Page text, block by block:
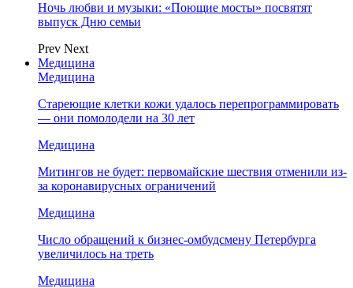
Ночь любви и музыки: «Поющие мосты» посвятят
выпуск Дню семьи
Prev Next
Медицина
Медицина
Стареющие клетки кожи удалось перепрограммировать
— они помолодели на 30 лет
Медицина
Митингов не будет: первомайские шествия отменили из-
за коронавирусных ограничений
Медицина
Число обращений к бизнес-омбудсмену Петербурга
увеличилось на треть
Медицина